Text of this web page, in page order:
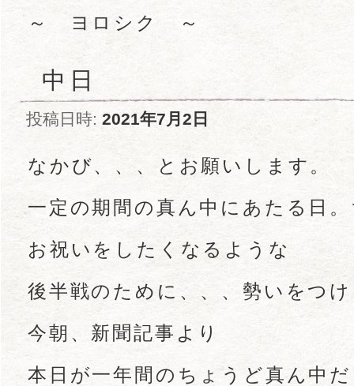
～ ヨロシク ～
中日
投稿日時: 2021年7月2日
なかび、、、とお願いします。
一定の期間の真ん中にあたる日
お祝いをしたくなるような
後半戦のために、、、勢いをつ
今朝、新聞記事より
本日が一年間のちょうど真ん中